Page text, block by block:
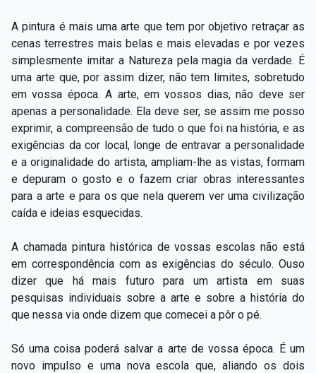
A pintura é mais uma arte que tem por objetivo retraçar as
cenas terrestres mais belas e mais elevadas e por vezes
simplesmente imitar a Natureza pela magia da verdade. É
uma arte que, por assim dizer, não tem limites, sobretudo
em vossa época. A arte, em vossos dias, não deve ser
apenas a personalidade. Ela deve ser, se assim me posso
exprimir, a compreensão de tudo o que foi na história, e as
exigências da cor local, longe de entravar a personalidade
e a originalidade do artista, ampliam-lhe as vistas, formam
e depuram o gosto e o fazem criar obras interessantes
para a arte e para os que nela querem ver uma civilização
caída e ideias esquecidas.
A chamada pintura histórica de vossas escolas não está
em correspondência com as exigências do século. Ouso
dizer que há mais futuro para um artista em suas
pesquisas individuais sobre a arte e sobre a história do
que nessa via onde dizem que comecei a pôr o pé.
Só uma coisa poderá salvar a arte de vossa época. É um
novo impulso e uma nova escola que, aliando os dois